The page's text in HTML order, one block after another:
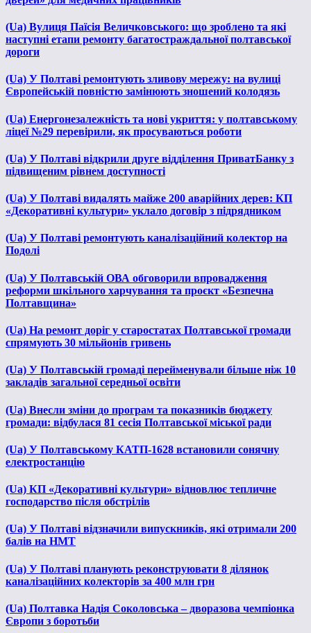
(Ua) Вулиця Паїсія Величковського: що зроблено та які
наступні етапи ремонту багатостраждальної полтавської
дороги
(Ua) У Полтаві ремонтують зливову мережу: на вулиці
Європейській повністю замінюють зношений колодязь
(Ua) Енергонезалежність та нові укриття: у полтавському
ліцеї №29 перевірили, як просуваються роботи
(Ua) У Полтаві відкрили друге відділення ПриватБанку з
підвищеним рівнем доступності
(Ua) У Полтаві видалять майже 200 аварійних дерев: КП
«Декоративні культури» уклало договір з підрядником
(Ua) У Полтаві ремонтують каналізаційний колектор на
Подолі
(Ua) У Полтавській ОВА обговорили впровадження
реформи шкільного харчування та проєкт «Безпечна
Полтавщина»
(Ua) На ремонт доріг у старостатах Полтавської громади
спрямують 30 мільйонів гривень
(Ua) У Полтавській громаді перейменували більше ніж 10
закладів загальної середньої освіти
(Ua) Внесли зміни до програм та показників бюджету
громади: відбулася 81 сесія Полтавської міської ради
(Ua) У Полтавському КАТП-1628 встановили сонячну
електростанцію
(Ua) КП «Декоративні культури» відновлює тепличне
господарство після обстрілів
(Ua) У Полтаві відзначили випускників, які отримали 200
балів на НМТ
(Ua) У Полтаві планують реконструювати 8 ділянок
каналізаційних колекторів за 400 млн грн
(Ua) Полтавка Надія Соколовська – дворазова чемпіонка
Європи з боротьби